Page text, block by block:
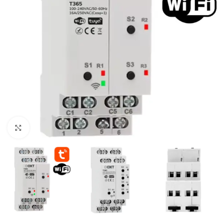
Noklikšķiniet, lai palielinātu